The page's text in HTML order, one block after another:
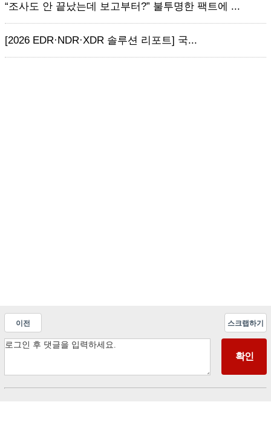
“조사도 안 끝났는데 보고부터?” 불투명한 팩트에 ...
[2026 EDR·NDR·XDR 솔루션 리포트] 국...
이전 스크랩하기